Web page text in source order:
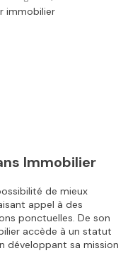
immobilier
Immobilier
de mieux
appel à des
ponctuelles. De son
accède à un statut
développant sa mission